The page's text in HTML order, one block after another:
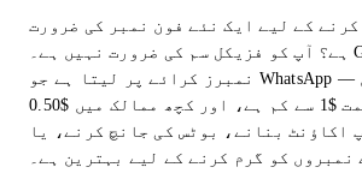
کے لیے ایک نئے فون نمبر کی ضرورت
ہے؟ آپ کو فزیکل سم کی ضرورت نہیں ہے۔ GrizzlySMS ایسے ورچوئل
نمبرز کرائے پر لیتا ہے جو WhatsApp تصدیقی کوڈ وصول کرتے ہیں —
زیادہ تر ممالک میں اس کی قیمت $1 سے کم ہے، اور کچھ ممالک میں $0.50
اکاؤنٹ بنانے، بوٹس کی جانچ کرنے، یا
نمبروں کو گرم کرنے کے لیے بہترین ہے۔